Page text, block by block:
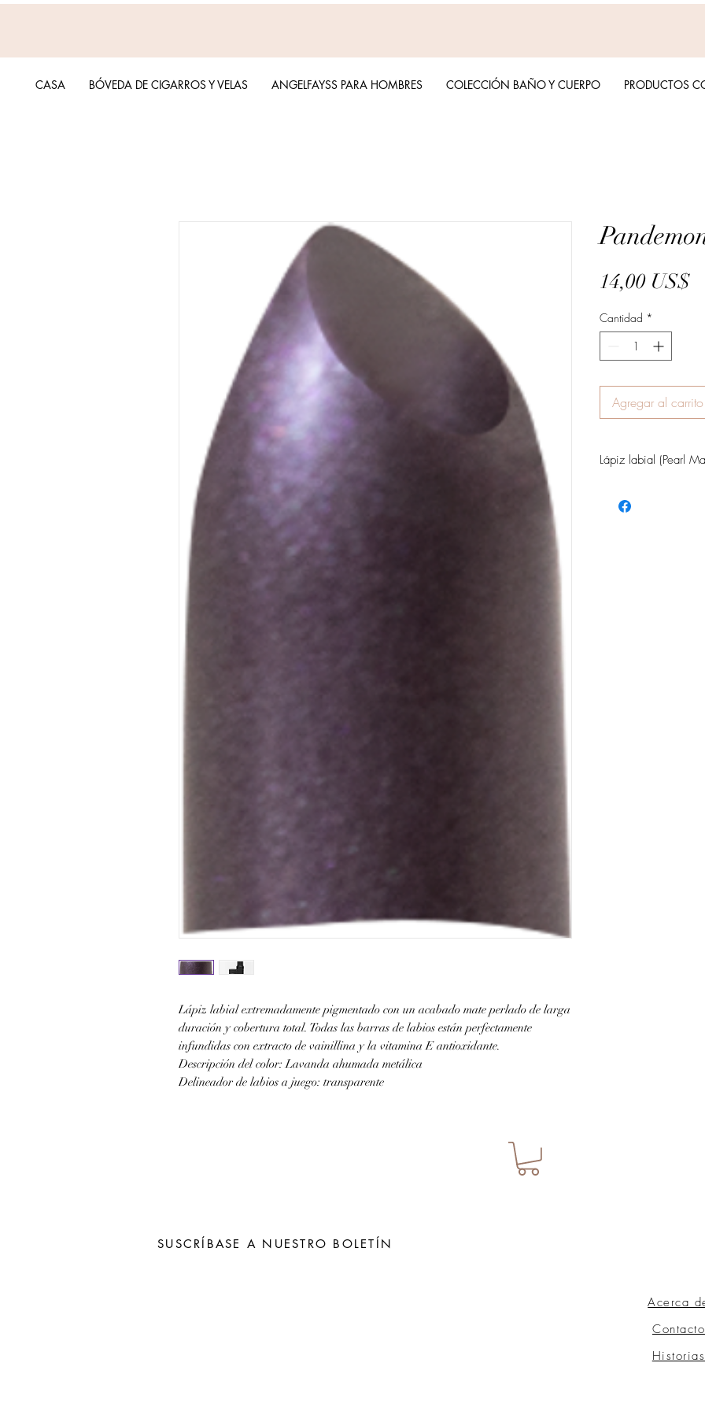
Lápiz labial extremadamente pigmentado con un acabado mate perlado de larga
duración y cobertura total. Todas las barras de labios están perfectamente
infundidas con extracto de vainillina y la vitamina E antioxidante.
Descripción del color: Lavanda ahumada metálica
Delineador de labios a juego: transparente
14,00 US$
Cantidad *
Agregar al carrito
Lápiz labial (Pearl
CASA BÓVEDA DE CIGARROS Y VELAS ANGELFAYSS PARA HOMBRES COLECCIÓN BAÑO Y CUERPO PRODUCTOS
SUSCRÍBASE A NUESTRO BOLETÍN
Acerca
Contacto
Historias